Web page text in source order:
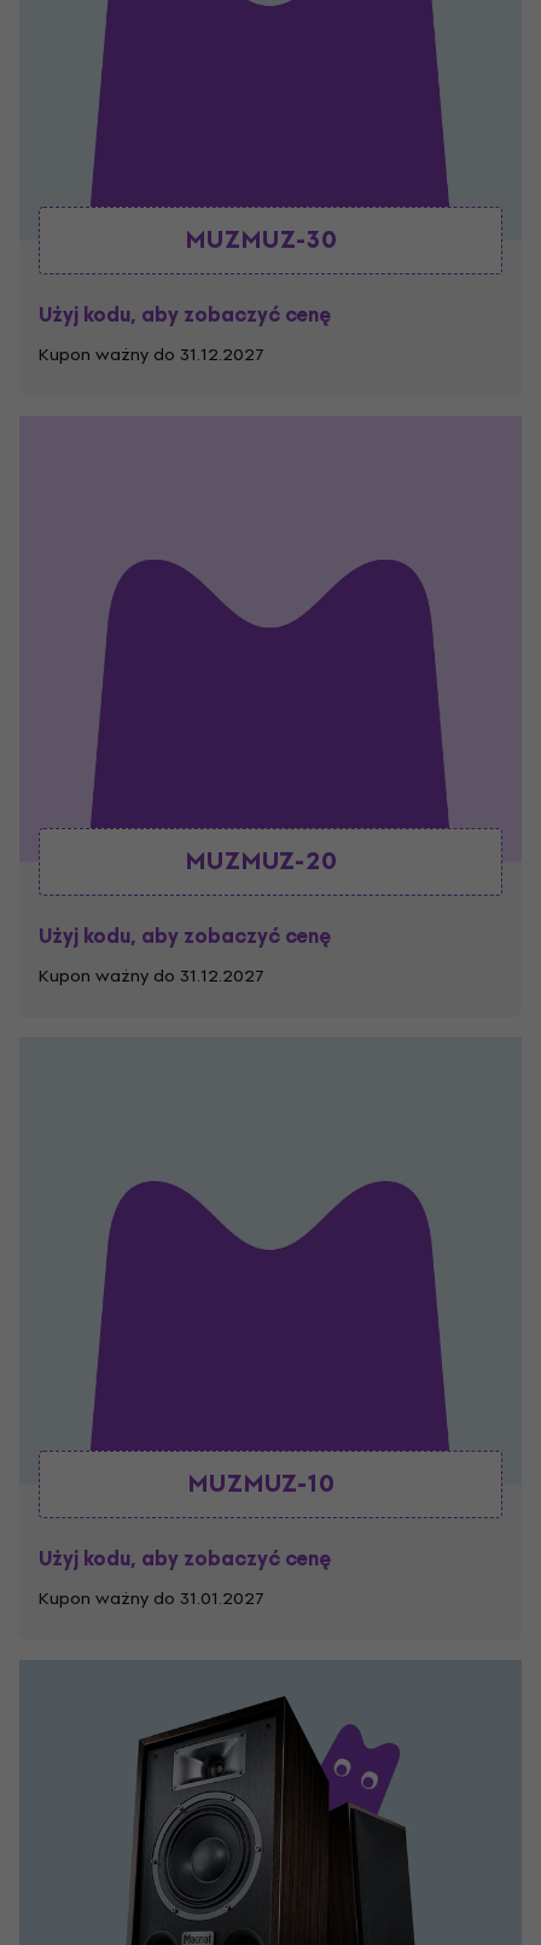
MUZMUZ-30
Użyj kodu, aby zobaczyć cenę
Kupon ważny do 31.12.2027
MUZMUZ-20
Użyj kodu, aby zobaczyć cenę
Kupon ważny do 31.12.2027
MUZMUZ-10
Użyj kodu, aby zobaczyć cenę
Kupon ważny do 31.01.2027